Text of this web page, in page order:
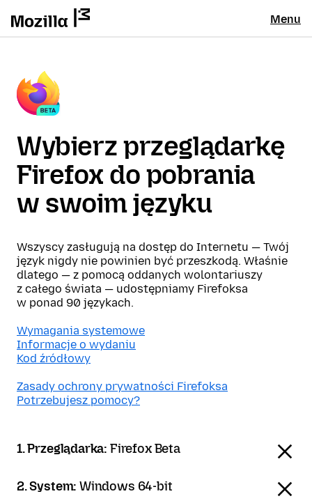
Menu
Wybierz przeglądarkę
Firefox do pobrania
w swoim języku
Wszyscy zasługują na dostęp do Internetu — Twój
język nigdy nie powinien być przeszkodą. Właśnie
dlatego — z pomocą oddanych wolontariuszy
z całego świata — udostępniamy Firefoksa
w ponad 90 językach.
Wymagania systemowe
Informacje o wydaniu
Kod źródłowy
Zasady ochrony prywatności Firefoksa
Potrzebujesz pomocy?
1. Przeglądarka: Firefox Beta
2. System:Windows 64-bit